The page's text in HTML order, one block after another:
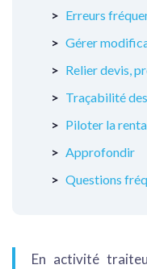
Erreurs
Gérer
Relier devis,
Traçabilité
Piloter la
Approfondir
Questions
En activité